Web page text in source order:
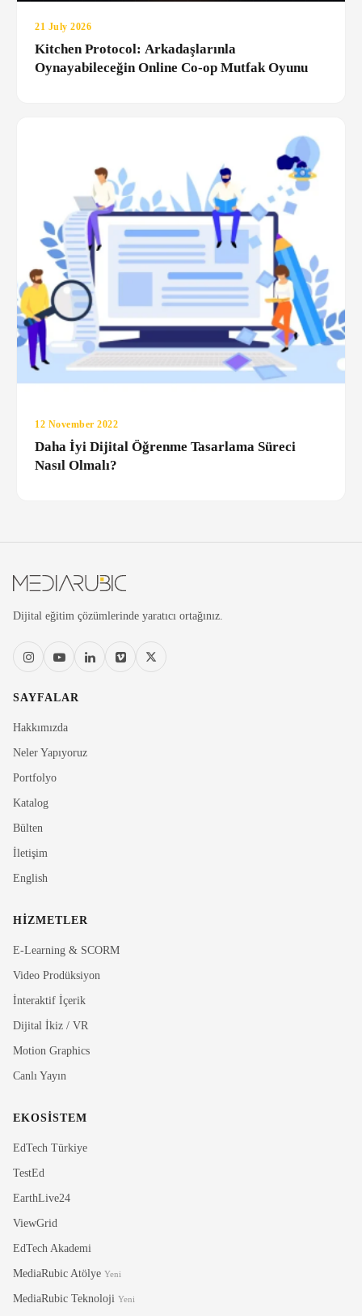
21 July 2026
Kitchen Protocol: Arkadaşlarınla
Oynayabileceğin Online Co-op Mutfak Oyunu
12 November 2022
Daha İyi Dijital Öğrenme Tasarlama Süreci
Nasıl Olmalı?
Dijital eğitim çözümlerinde yaratıcı ortağınız.
SAYFALAR
Hakkımızda
Neler Yapıyoruz
Portfolyo
Katalog
Bülten
İletişim
English
HIZMETLER
E-Learning & SCORM
Video Prodüksiyon
İnteraktif İçerik
Dijital İkiz / VR
Motion Graphics
Canlı Yayın
EKOSISTEM
EdTech Türkiye
TestEd
EarthLive24
ViewGrid
EdTech Akademi
MediaRubic Atölye Yeni
MediaRubic Teknoloji Yeni
Rubi
Size nasil yardimci olabilirim?